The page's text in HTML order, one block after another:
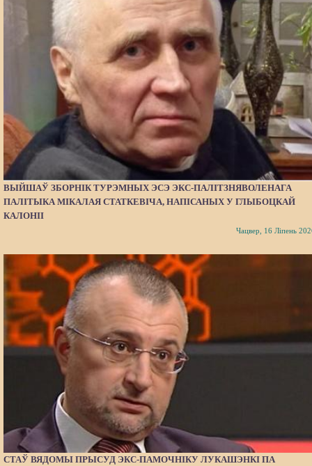
ВЫЙШАЎ ЗБОРНІК ТУРЭМНЫХ ЭСЭ ЭКС-ПАЛІТЗНЯВОЛЕНАГА
ПАЛІТЫКА МІКАЛАЯ СТАТКЕВІЧА, НАПІСАНЫХ У ГЛЫБОЦКАЙ
КАЛОНІІ
Чацвер, 16 Ліпень
СТАЎ ВЯДОМЫ ПРЫСУД ЭКС-ПАМОЧНІКУ ЛУКАШЭНКІ ПА